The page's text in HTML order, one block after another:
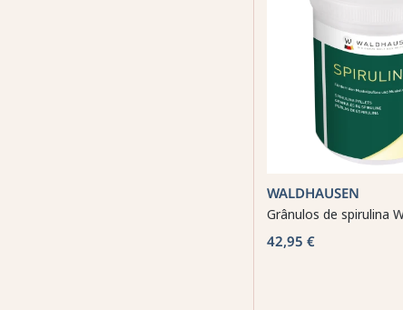
WALDHAUSEN
Grânulos de spirulina
42,95 €